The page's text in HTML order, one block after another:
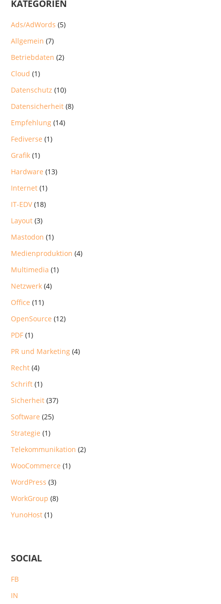
KATEGORIEN
Ads/AdWords (5)
Allgemein (7)
Betriebdaten (2)
Cloud (1)
Datenschutz (10)
Datensicherheit (8)
Empfehlung (14)
Fediverse (1)
Grafik (1)
Hardware (13)
Internet (1)
IT-EDV(18)
Layout (3)
Mastodon (1)
Medienproduktion (4)
Multimedia (1)
Netzwerk (4)
Office (11)
OpenSource (12)
PDF (1)
PR und Marketing (4)
Recht (4)
Schrift (1)
Sicherheit (37)
Software (25)
Strategie (1)
Telekommunikation (2)
WooCommerce (1)
WordPress (3)
WorkGroup (8)
YunoHost (1)
SOCIAL
FB
IN